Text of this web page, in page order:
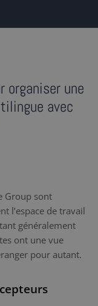
organiser une
avec
Group sont
l’espace de travail
généralement
ont une vue
pour autant.